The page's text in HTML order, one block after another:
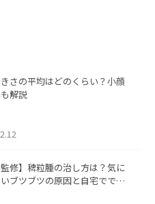
さの平均はどのくらい？小顔
解説
監修】稗粒腫の治し方は？気に
ブツブツの原因と自宅ででき